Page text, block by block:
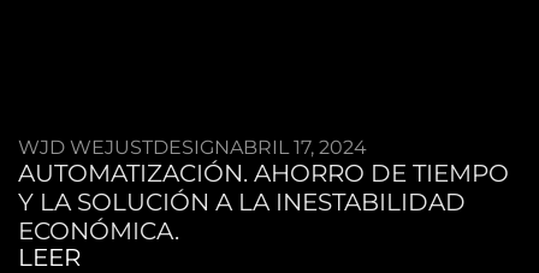
WJD WEJUSTDESIGNABRIL 17, 2024
AUTOMATIZACIÓN. AHORRO DE TIEMPO
Y LA SOLUCIÓN A LA INESTABILIDAD
ECONÓMICA.
LEER